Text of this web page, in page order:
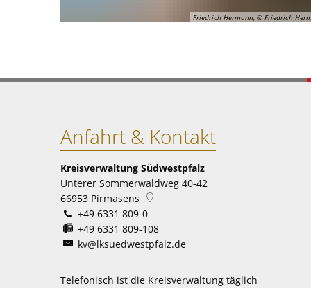
Friedrich Hermann, © Friedrich
Anfahrt & Kontakt
Kreisverwaltung Südwestpfalz
Unterer Sommerwaldweg 40-42
66953 Pirmasens
+49 6331 809-0
+49 6331 809-108
kv@lksuedwestpfalz.de
Telefonisch ist die Kreisverwaltung täglich